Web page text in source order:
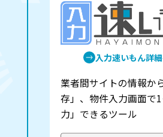
入力速いもん詳
業者間サイトの情報か
存」、物件入力画面で
力」できるツール